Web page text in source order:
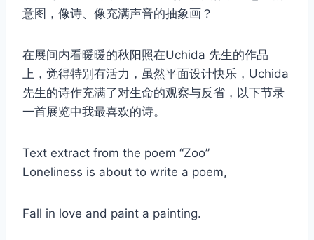
意图，像诗、像充满声音的抽象画？
在展间内看暖暖的秋阳照在Uchida 先生的作品
上，觉得特别有活力，虽然平面设计快乐，Uchida
先生的诗作充满了对生命的观察与反省，以下节录
一首展览中我最喜欢的诗。
Text extract from the poem “Zoo”
Loneliness is about to write a poem,
Fall in love and paint a painting.
取消